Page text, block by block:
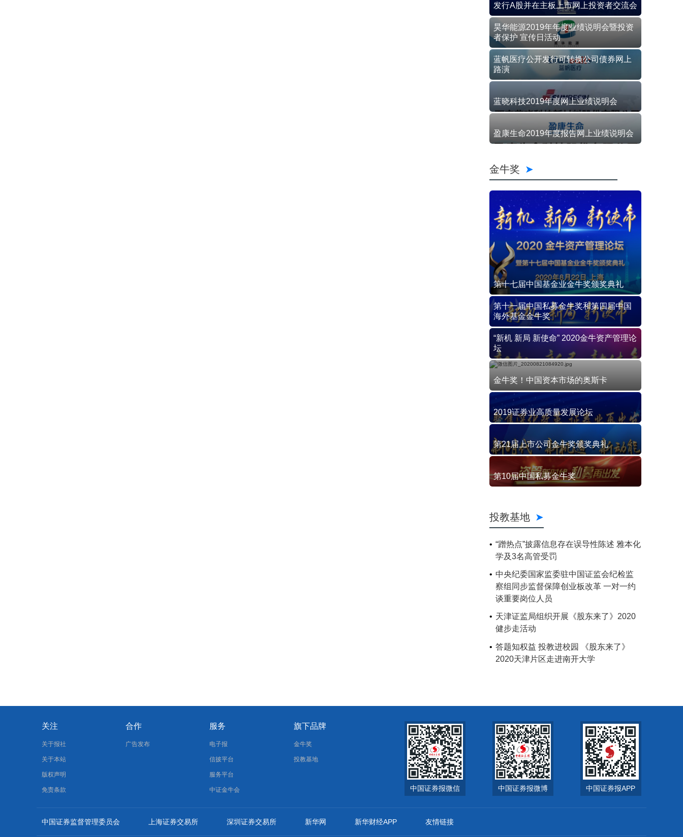
发行A股并在主板上市网上投资者交流会
昊华能源2019年年度业绩说明会暨投资
者保护 宣传日活动
蓝帆医疗公开发行可转换公司债券网上
路演
蓝晓科技2019年度网上业绩说明会
盈康生命2019年度报告网上业绩说明会
金牛奖
第十七届中国基金业金牛奖颁奖典礼
第十一届中国私募金牛奖和第四届中国
海外基金金牛奖
“新机 新局 新使命” 2020金牛资产管理论
坛
金牛奖！中国资本市场的奥斯卡
2019证券业高质量发展论坛
第21届上市公司金牛奖颁奖典礼
第10届中国私募金牛奖
投教基地
“蹭热点”披露信息存在误导性陈述 雅本化
学及3名高管受罚
中央纪委国家监委驻中国证监会纪检监
察组同步监督保障创业板改革 一对一约
谈重要岗位人员
天津证监局组织开展《股东来了》2020
健步走活动
答题知权益 投教进校园 《股东来了》
2020天津片区走进南开大学
关注
关于报社
关于本站
版权声明
免责条款
合作
广告发布
服务
电子报
信披平台
服务平台
中证金牛会
旗下品牌
金牛奖
投教基地
中国证券报微信 中国证券报微博 中国证券报APP
中国证券监督管理委员会 上海证券交易所 深圳证券交易所 新华网 新华财经APP 友情链接